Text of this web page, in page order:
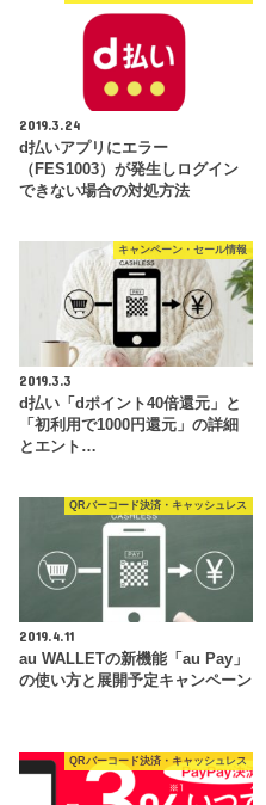
2019.3.24
d払いアプリにエラー
（FES1003）が発生しログイン
できない場合の対処方法
キャンペーン・セール情報
2019.3.3
d払い「dポイント40倍還元」と
「初利用で1000円還元」の詳細
とエント…
QRバーコード決済・キャッシュレス
2019.4.11
au WALLETの新機能「au Pay」
の使い方と展開予定キャンペーン
QRバーコード決済・キャッシュレス